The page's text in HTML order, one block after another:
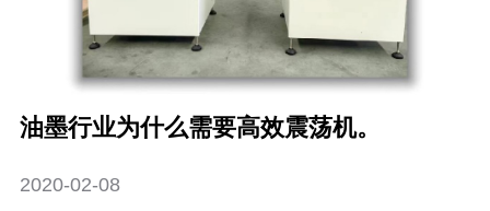
油墨行业为什么需要高效震荡机。
2020-02-08